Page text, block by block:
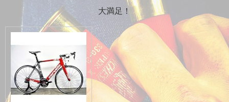
大満足！